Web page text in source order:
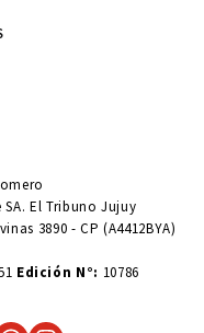
El Tribuno Jujuy
3890 - CP (A4412BYA)
Edición N°: 10786